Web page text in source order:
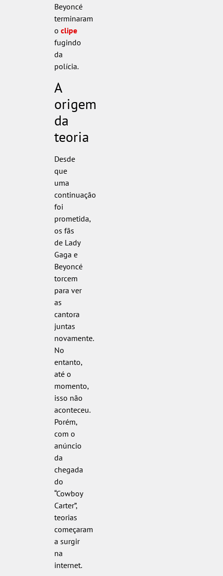
Beyoncé
terminaram
o clipe
fugindo
da
polícia.
A
origem
da
teoria
Desde
que
uma
continuação
foi
prometida,
os fãs
de Lady
Gaga e
Beyoncé
torcem
para ver
as
cantora
juntas
novamente.
No
entanto,
até o
momento,
isso não
aconteceu.
Porém,
com o
anúncio
da
chegada
do
“Cowboy
Carter”,
teorias
começaram
a surgir
na
internet.